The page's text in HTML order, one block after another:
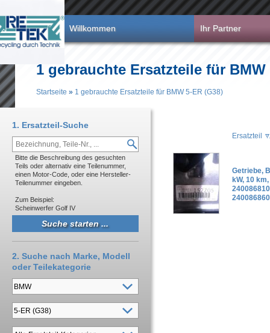
Willkommen Ihr Partner
1 gebrauchte Ersatzteile für BMW
Startseite » 1 gebrauchte Ersatzteile für BMW 5-ER (G38)
Ersatzteil
Getriebe,
kW, 10
1. Ersatzteil-Suche
Bitte die Beschreibung des gesuchten
Teils oder alternativ eine Teilenummer,
einen Motor-Code, oder eine Hersteller-
Teilenummer eingeben.
Zum Beispiel:
Scheinwerfer Golf IV
2. Suche nach Marke, Modell
oder Teilekategorie